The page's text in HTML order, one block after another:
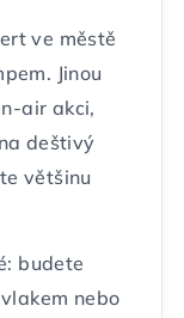
ve městě
Jinou
air akci,
deštivý
většinu
budete
nebo